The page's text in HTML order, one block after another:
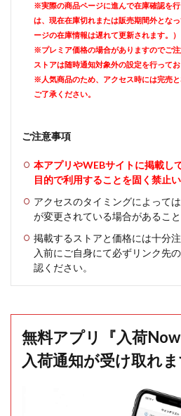
※実際の商品ページに進んで在庫確認を
は、現在在庫切れまたは販売期間外とな
ージの在庫情報は遅れて更新されます。）
※プレミア価格の場合がありますのでご
ストアは随時通知対象外の設定を行ってお
※人気商品のため、アクセス時には完売
ご了承ください。
ご注意事項
本アプリやWEBサイトに掲載し
目的で利用することを固く禁止い
アクセスのタイミングによって
が変更されている場合があるこ
掲載するストアと価格には十分
入前にご自身にて必ずリンク先
認ください。
無料アプリ『入荷
入荷通知が受け取れま